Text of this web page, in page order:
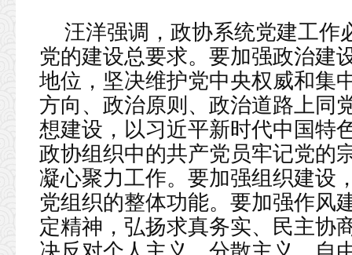
汪洋强调，政协系统党建工作
党的建设总要求。要加强政治建
地位，坚决维护党中央权威和集
方向、政治原则、政治道路上同
想建设，以习近平新时代中国特
政协组织中的共产党员牢记党的
凝心聚力工作。要加强组织建设
党组织的整体功能。要加强作风
定精神，弘扬求真务实、民主协